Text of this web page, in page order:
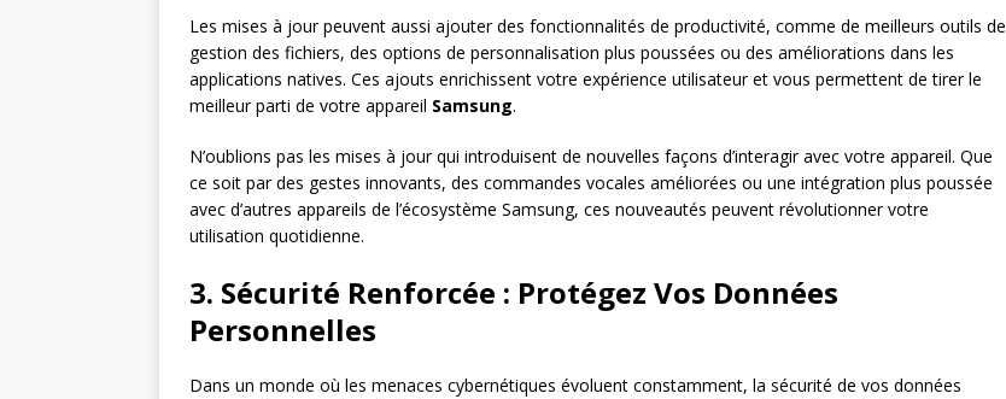
Les mises à jour peuvent aussi ajouter des fonctionnalités de productivité, comme de meilleurs outils de
gestion des fichiers, des options de personnalisation plus poussées ou des améliorations dans les
applications natives. Ces ajouts enrichissent votre expérience utilisateur et vous permettent de tirer le
meilleur parti de votre appareil Samsung.
N’oublions pas les mises à jour qui introduisent de nouvelles façons d’interagir avec votre appareil. Que
ce soit par des gestes innovants, des commandes vocales améliorées ou une intégration plus poussée
avec d’autres appareils de l’écosystème Samsung, ces nouveautés peuvent révolutionner votre
utilisation quotidienne.
3. Sécurité Renforcée : Protégez Vos Données
Personnelles
Dans un monde où les menaces cybernétiques évoluent constamment, la sécurité de vos données